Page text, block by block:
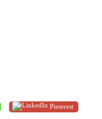
Pinterest